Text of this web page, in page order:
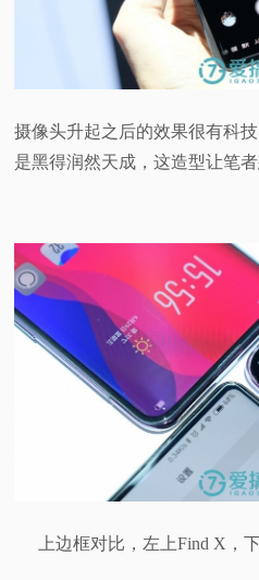
摄像头升起之后的效果很有科
是黑得润然天成，这造型让笔者
上边框对比，左上Find X，